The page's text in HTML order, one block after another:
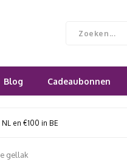
Blog Cadeaubonnen
en €100 in BE
gellak